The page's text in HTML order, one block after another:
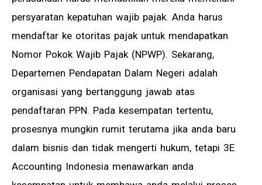
persyaratan kepatuhan wajib pajak. Anda harus
mendaftar ke otoritas pajak untuk mendapatkan
Nomor Pokok Wajib Pajak (NPWP). Sekarang,
Departemen Pendapatan Dalam Negeri adalah
organisasi yang bertanggung jawab atas
pendaftaran PPN. Pada kesempatan tertentu,
prosesnya mungkin rumit terutama jika anda baru
dalam bisnis dan tidak mengerti hukum, tetapi 3E
Accounting Indonesia menawarkan anda